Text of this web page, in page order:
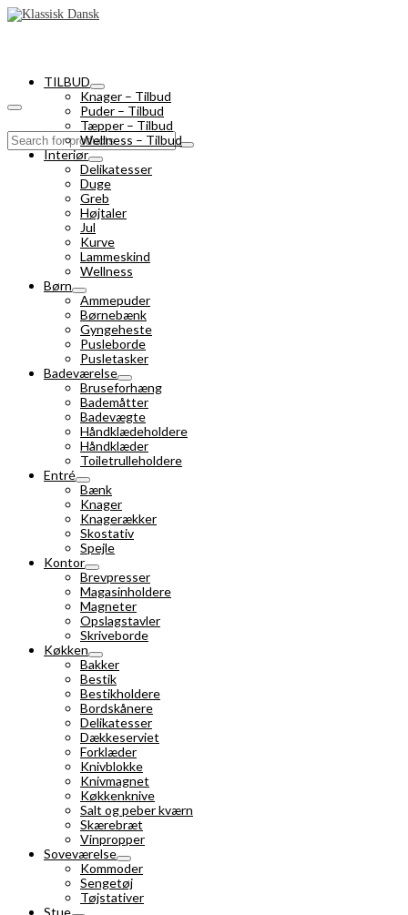
Search
for:
TILBUD
Knager – Tilbud
Puder – Tilbud
Tæpper – Tilbud
Wellness – Tilbud
Interiør
Delikatesser
Duge
Greb
Højtaler
Jul
Kurve
Lammeskind
Wellness
Børn
Ammepuder
Børnebænk
Gyngeheste
Pusleborde
Pusletasker
Badeværelse
Bruseforhæng
Bademåtter
Badevægte
Håndklædeholdere
Håndklæder
Toiletrulleholdere
Entré
Bænk
Knager
Knagerækker
Skostativ
Spejle
Kontor
Brevpresser
Magasinholdere
Magneter
Opslagstavler
Skriveborde
Køkken
Bakker
Bestik
Bestikholdere
Bordskånere
Delikatesser
Dækkeserviet
Forklæder
Knivblokke
Knivmagnet
Køkkenknive
Salt og peber kværn
Skærebræt
Vinpropper
Soveværelse
Kommoder
Sengetøj
Tøjstativer
Stue